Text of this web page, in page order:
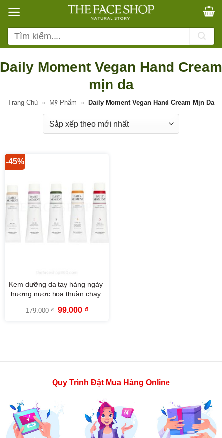
qua
nội
dung
Tìm
kiếm:
Daily Moment Vegan Hand Cream
mịn da
Trang Chủ » Mỹ Phẩm » Daily Moment Vegan Hand Cream Mịn Da
-45%
Kem dưỡng da tay hàng ngày
hương nước hoa thuần chay
Cream The Face Shop 30ml
179.000₫ Giá
99.000 ₫Giá
Quy Trình Đặt Mua Hàng Online